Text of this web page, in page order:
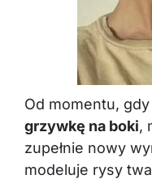
Od momentu, gdy
grzywkę na boki,
zupełnie nowy
modeluje rysy